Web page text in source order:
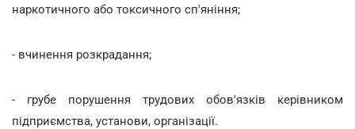
наркотичного або токсичного сп'яніння;
- вчинення розкрадання;
- грубе порушення трудових обов'язків керівником
підприємства, установи, організації.